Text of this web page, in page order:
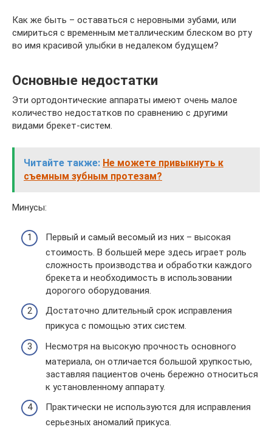
Как же быть – оставаться с неровными зубами, или
смириться с временным металлическим блеском во рту
во имя красивой улыбки в недалеком будущем?
Основные недостатки
Эти ортодонтические аппараты имеют очень малое
количество недостатков по сравнению с другими
видами брекет-систем.
Читайте также: Не можете привыкнуть к
съемным зубным протезам?
Минусы:
Первый и самый весомый из них – высокая
стоимость. В большей мере здесь играет роль
сложность производства и обработки каждого
брекета и необходимость в использовании
дорогого оборудования.
Достаточно длительный срок исправления
прикуса с помощью этих систем.
Несмотря на высокую прочность основного
материала, он отличается большой хрупкостью,
заставляя пациентов очень бережно относиться
к установленному аппарату.
Практически не используются для исправления
серьезных аномалий прикуса.